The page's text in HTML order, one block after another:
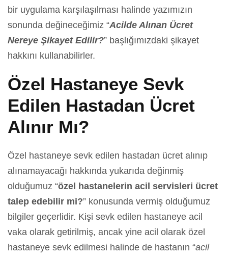
bir uygulama karşılaşılması halinde yazımızın
sonunda değineceğimiz “Acilde Alınan Ücret
Nereye Şikayet Edilir?” başlığımızdaki şikayet
hakkını kullanabilirler.
Özel Hastaneye Sevk
Edilen Hastadan Ücret
Alınır Mı?
Özel hastaneye sevk edilen hastadan ücret alınıp
alınamayacağı hakkında yukarıda değinmiş
olduğumuz “özel hastanelerin acil servisleri ücret
talep edebilir mi?” konusunda vermiş olduğumuz
bilgiler geçerlidir. Kişi sevk edilen hastaneye acil
vaka olarak getirilmiş, ancak yine acil olarak özel
hastaneye sevk edilmesi halinde de hastanın “acil